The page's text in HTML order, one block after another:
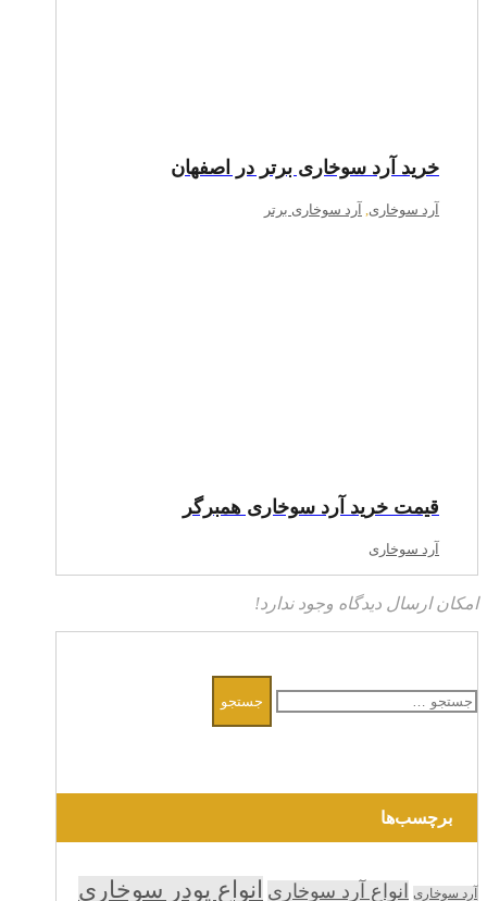
خرید آرد سوخاری برتر در اصفهان
آرد سوخاری آرد سوخاری برتر
قیمت خرید آرد سوخاری همبرگر
آرد سوخاری
امکان ارسال دیدگاه وجود ندارد!
برای:
برچسب‌ها
آرد سوخاری انواع آرد سوخاری انواع پودر سوخاری